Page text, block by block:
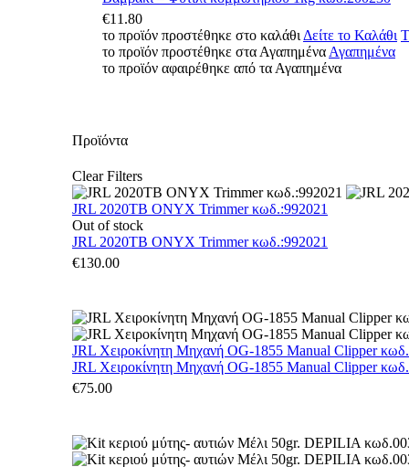
€11.80
το προϊόν προστέθηκε στο καλάθι Δείτε το Καλάθι
το προϊόν προστέθηκε στα Αγαπημένα Αγαπημένα
το προϊόν αφαιρέθηκε από τα Αγαπημένα
Προϊόντα
Clear Filters
JRL 2020TB ONYX Trimmer κωδ.:992021
Out of stock
JRL 2020TB ONYX Trimmer κωδ.:992021
€130.00
JRL Χειροκίνητη Μηχανή OG-1855 Manual Clipper
JRL Χειροκίνητη Μηχανή OG-1855 Manual Clipper
€75.00